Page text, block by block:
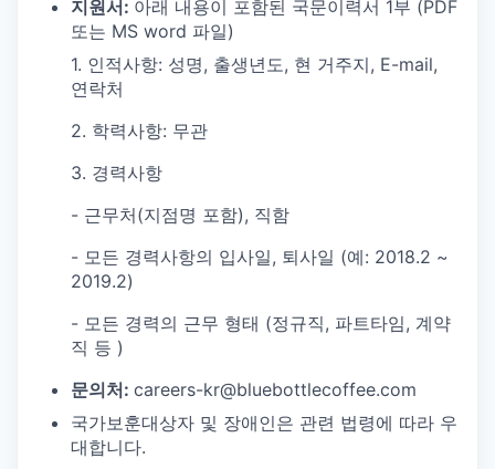
지원서: 아래 내용이 포함된 국문이력서 1부 (PDF
또는 MS word 파일)
1. 인적사항: 성명, 출생년도, 현 거주지, E-mail,
연락처
2. 학력사항: 무관
3. 경력사항
- 근무처(지점명 포함), 직함
- 모든 경력사항의 입사일, 퇴사일 (예: 2018.2 ~
2019.2)
- 모든 경력의 근무 형태 (정규직, 파트타임, 계약
직 등 )
문의처: careers-kr@bluebottlecoffee.com
국가보훈대상자 및 장애인은 관련 법령에 따라 우
대합니다.